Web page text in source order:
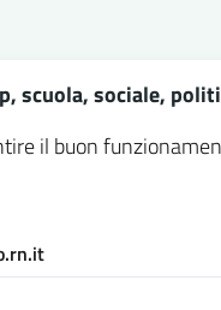
scuola, sociale,
il buon